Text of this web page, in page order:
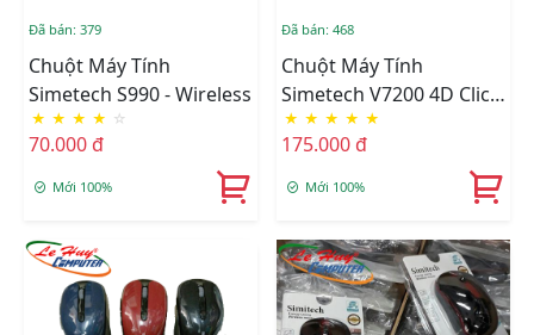
Đã bán: 379
Chuột Máy Tính
Simetech S990 - Wireless
★ ★ ★ ★ ☆
70.000 đ
Mới 100%
Đã bán: 468
Chuột Máy Tính
Simetech V7200 4D Click
Silent Pin Sạc Có Công
Tắc On/off
★ ★ ★ ★ ★
175.000 đ
Mới 100%